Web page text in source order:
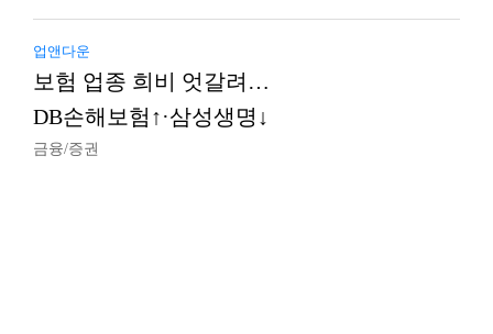
업앤다운
보험 업종 희비 엇갈려…
DB손해보험↑·삼성생명↓
금융/증권